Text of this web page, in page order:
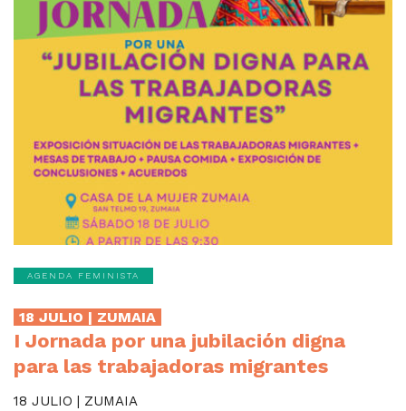
AGENDA FEMINISTA
18 JULIO | ZUMAIA
I Jornada por una jubilación digna
para las trabajadoras migrantes
18 JULIO | ZUMAIA